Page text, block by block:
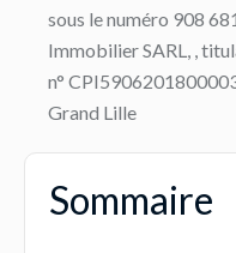
sous le numéro 908
Immobilier SARL, ,
n°
Grand Lille
Sommaire